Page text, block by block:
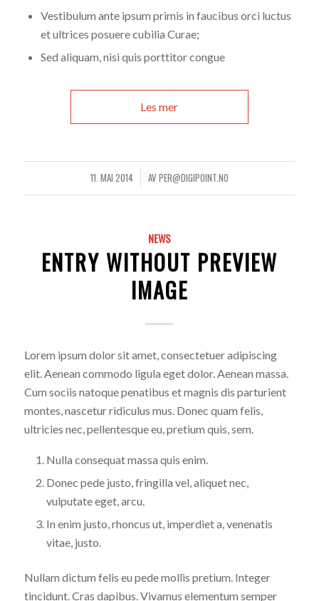
Vestibulum ante ipsum primis in faucibus orci luctus
et ultrices posuere cubilia Curae;
Sed aliquam, nisi quis porttitor congue
Les mer
11. MAI 2014
/ AV PER@DIGIPOINT.NO
NEWS
ENTRY WITHOUT PREVIEW
IMAGE
Lorem ipsum dolor sit amet, consectetuer adipiscing
elit. Aenean commodo ligula eget dolor. Aenean massa.
Cum sociis natoque penatibus et magnis dis parturient
montes, nascetur ridiculus mus. Donec quam felis,
ultricies nec, pellentesque eu, pretium quis, sem.
Nulla consequat massa quis enim.
Donec pede justo, fringilla vel, aliquet nec,
vulputate eget, arcu.
In enim justo, rhoncus ut, imperdiet a, venenatis
vitae, justo.
Nullam dictum felis eu pede mollis pretium. Integer
tincidunt. Cras dapibus. Vivamus elementum semper